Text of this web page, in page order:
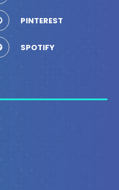
PINTEREST
SPOTIFY